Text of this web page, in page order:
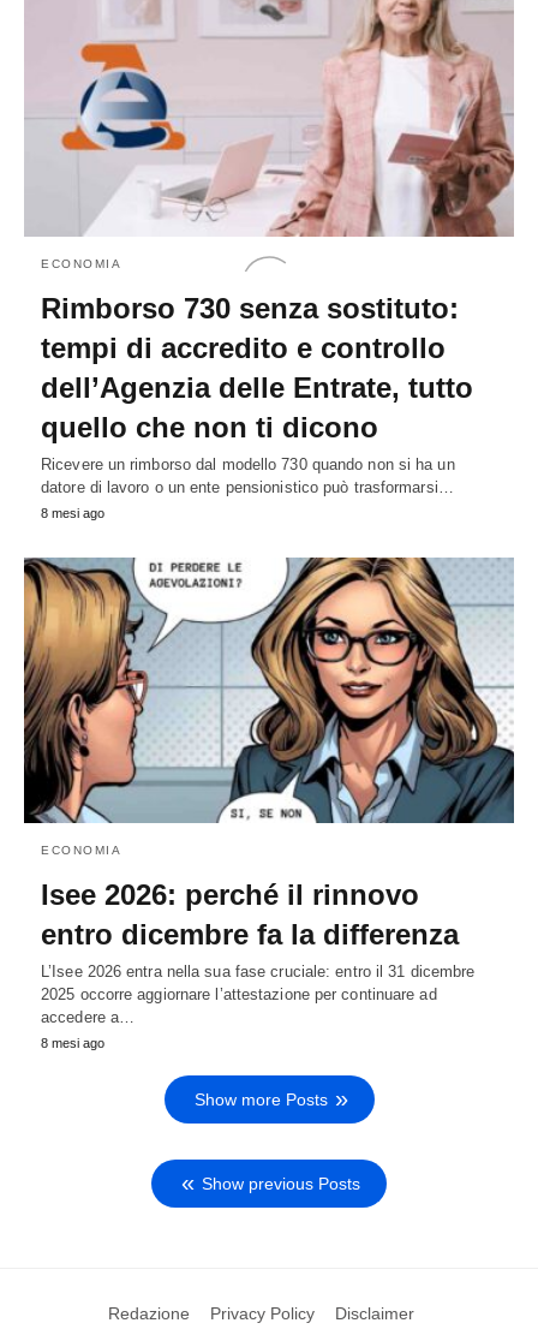
ECONOMIA
Rimborso 730 senza sostituto:
tempi di accredito e controllo
dell’Agenzia delle Entrate, tutto
quello che non ti dicono
Ricevere un rimborso dal modello 730 quando non si ha un
datore di lavoro o un ente pensionistico può trasformarsi…
8 mesi ago
ECONOMIA
Isee 2026: perché il rinnovo
entro dicembre fa la differenza
L’Isee 2026 entra nella sua fase cruciale: entro il 31 dicembre
2025 occorre aggiornare l’attestazione per continuare ad
accedere a…
8 mesi ago
Show more Posts
Show previous Posts
Redazione Privacy Policy Disclaimer